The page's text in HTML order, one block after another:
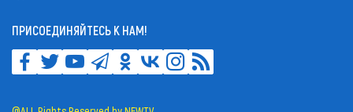
ПРИСОЕДИНЯЙТЕСЬ К НАМ!